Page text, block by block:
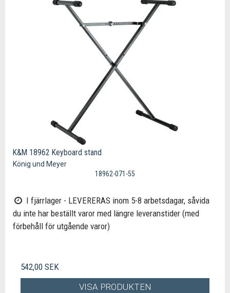
K&M 18962 Keyboard stand
König und Meyer
18962-071-55
I fjärrlager - LEVERERAS inom 5-8 arbetsdagar, såvida
du inte har beställt varor med längre leveranstider (med
förbehåll för utgående varor)
542,00 SEK
VISA PRODUKTEN